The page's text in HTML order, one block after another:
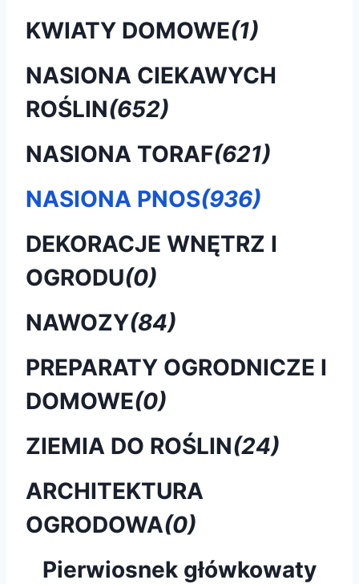
KWIATY DOMOWE(1)
NASIONA CIEKAWYCH
ROŚLIN(652)
NASIONA TORAF(621)
NASIONA PNOS(936)
DEKORACJE WNĘTRZ I
OGRODU(0)
NAWOZY(84)
PREPARATY OGRODNICZE I
DOMOWE(0)
ZIEMIA DO ROŚLIN(24)
ARCHITEKTURA
OGRODOWA(0)
Pierwiosnek główkowaty